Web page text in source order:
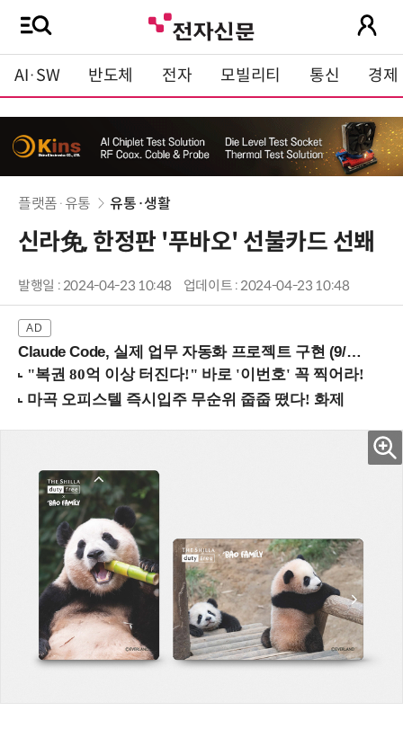
AI·SW 반도체 전자 모빌리티 통신 경제
플랫폼·유통 유통·생활
신라免, 한정판 '푸바오' 선불카드 선봬
발행일 : 2024-04-23 10:48 업데이트 : 2024-04-23 10:48
Claude Code, 실제 업무 자동화 프로젝트 구현 (9/16 ~17 강남역)